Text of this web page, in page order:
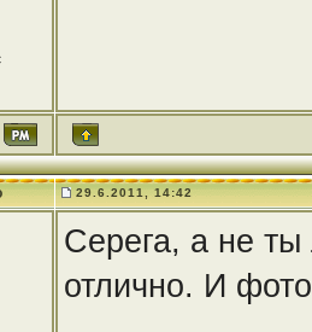
29.6.2011, 14:42
Серега, а не
отлично. И